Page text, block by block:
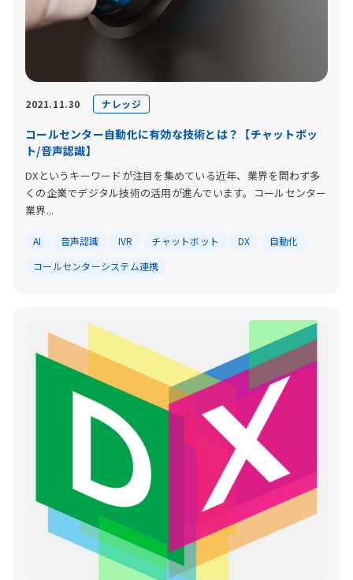
2021.11.30 ナレッジ
コールセンター自動化に有効な技術とは？【チャットボッ
ト/音声認識】
DXというキーワードが注目を集めている近年、業界を問わず多
くの企業でデジタル技術の活用が進んでいます。コールセンター
業界...
AI 音声認識 IVR チャットボット DX
自動化
コールセンターシステム連携